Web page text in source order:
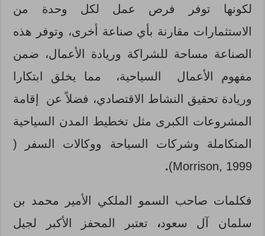
لكونها توفر فرص عمل لكل وحدة من
الاستثمارات مقارنة بأي صناعة أخرى، وتوفر هذه
الصناعة مساحة للشراكة وريادة الأعمال، ضمن
مفهوم الأعمال السياحية، مما يخلق ابتكارا
وريادة تحقيق النشاط الاقتصادي، فضلاً عن إقامة
المشروعات الكبرى مثل تخطيط المدن السياحية
المتكاملة وشركات السياحة ووكالات السفر (
Morrison, 1999)
.
فكلمات صاحب السمو الملكي الأمير محمد بن
سلمان آل سعود، تعتبر المحفز الأكبر لجيل